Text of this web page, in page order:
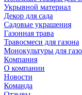
Укрывной материал
Декор для сада
Садовые украшения
Газонная трава
Травосмеси для газона
Монокультуры для
Компания
О компании
Новости
Команда